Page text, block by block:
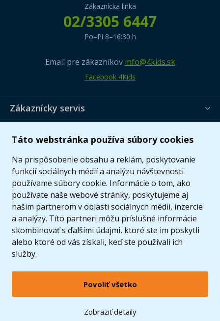
Táto webstránka používa súbory cookies
Na prispôsobenie obsahu a reklám, poskytovanie
funkcií sociálnych médií a analýzu návštevnosti
používame súbory cookie. Informácie o tom, ako
používate naše webové stránky, poskytujeme aj
našim partnerom v oblasti sociálnych médií, inzercie
a analýzy. Títo partneri môžu príslušné informácie
skombinovať s ďalšími údajmi, ktoré ste im poskytli
alebo ktoré od vás získali, keď ste používali ich
služby.
Povoliť všetko
Zobraziť detaily
Zákaznícka linka
02/3305 6447
Po–Pi 8–16:30 h
Email pre zákazníkov info@4kids.sk
Facebook 4Kids
Zákaznícky servis
© 2005 - 2026 Copyright 4kids.sk
LEGO, logo LEGO a minifigúrka sú ochrannými známkami spoločnosti LEGO Group. ©
2024 The LEGO Group.